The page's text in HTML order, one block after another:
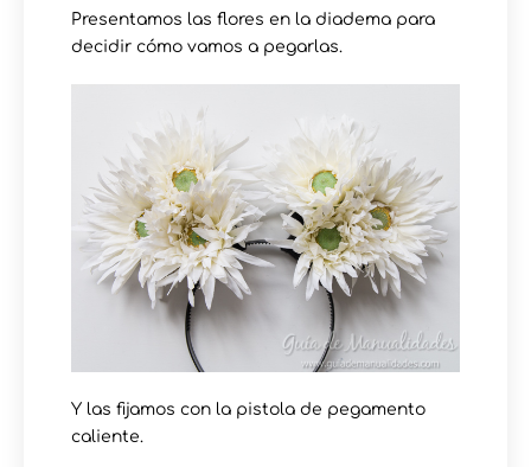
Presentamos las flores en la diadema para
decidir cómo vamos a pegarlas.
Y las fijamos con la pistola de pegamento
caliente.